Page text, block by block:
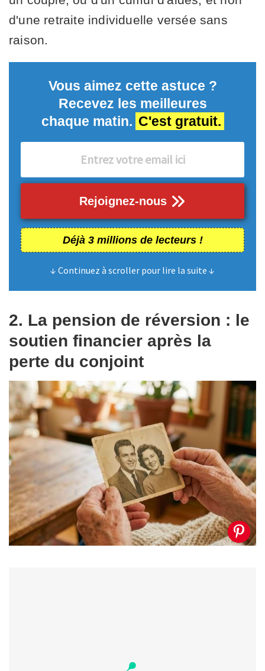
d'une retraite individuelle versée sans
raison.
Vous aimez cette astuce ?
Recevez les meilleures
chaque matin. C'est gratuit.
Rejoignez-nous
Déjà 3 millions de lecteurs !
↓ Continuez à scroller pour lire la suite ↓
2. La pension de réversion : le
soutien financier après la
perte du conjoint